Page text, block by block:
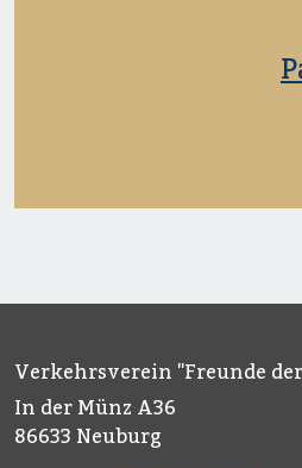
Verkehrsverein "Freunde
In der Münz A36
86633 Neuburg